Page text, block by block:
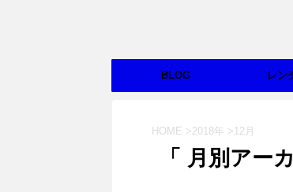
BLOG レン
HOME >2018年 > 12月
「 月別アー